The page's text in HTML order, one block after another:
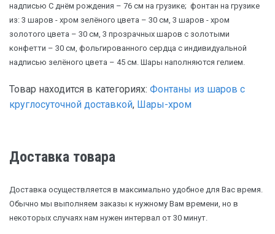
надписью С днём рождения – 76 см на грузике; фонтан на грузике
из: 3 шаров - хром зелёного цвета – 30 см, 3 шаров - хром
золотого цвета – 30 см, 3 прозрачных шаров с золотыми
конфетти – 30 см, фольгированного сердца с индивидуальной
надписью зелёного цвета – 45 см. Шары наполняются гелием.
Товар находится в категориях: Фонтаны из шаров с
круглосуточной доставкой, Шары-хром
Доставка товара
Доставка осуществляется в максимально удобное для Вас время.
Обычно мы выполняем заказы к нужному Вам времени, но в
некоторых случаях нам нужен интервал от 30 минут.